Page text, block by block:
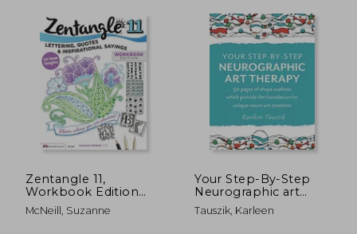
Zentangle 11,
Workbook Edition
(en Inglés)
McNeill, Suzanne
Your Step-By-Step
Neurographic art
Therapy: 50 Pages of
Shape Outlines
Tauszik, Karleen